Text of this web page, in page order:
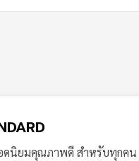
นิยมคุณภาพดี สำหรับทุกคน